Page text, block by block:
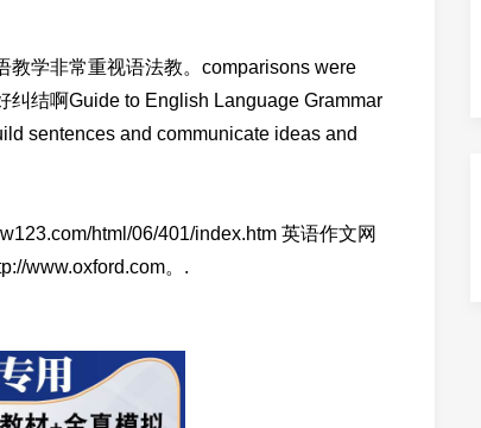
教学非常重视语法教。comparisons were
结啊Guide to English Language Grammar
sentences and communicate ideas and
html/06/401/index.htm 英语作文网
www.oxford.com。.